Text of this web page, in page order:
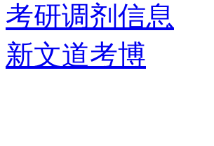
考研调剂信息
新文道考博